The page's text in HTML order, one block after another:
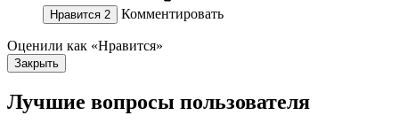
Нравится 2 Комментировать
Оценили как «Нравится»
Закрыть
Лучшие вопросы пользователя